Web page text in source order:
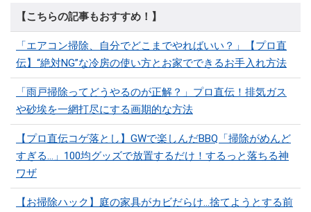
【こちらの記事もおすすめ！】
「エアコン掃除、自分でどこまでやればいい？」【プロ直
伝】“絶対NG”な冷房の使い方とお家でできるお手入れ方法
「雨戸掃除ってどうやるのが正解？」プロ直伝！排気ガス
や砂埃を一網打尽にする画期的な方法
【プロ直伝コゲ落とし】GWで楽しんだBBQ「掃除がめんど
すぎる…」100均グッズで放置するだけ！するっと落ちる神
ワザ
【お掃除ハック】庭の家具がカビだらけ…捨てようとする前